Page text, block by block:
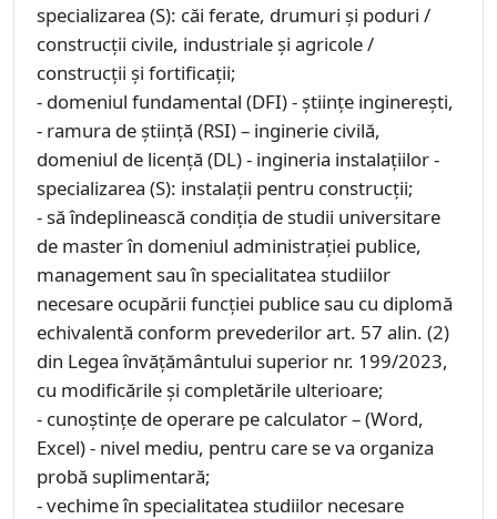
specializarea (S): căi ferate, drumuri și poduri /
construcții civile, industriale și agricole /
construcții și fortificații;
- domeniul fundamental (DFI) - ştiinţe inginereşti,
- ramura de știință (RSI) – inginerie civilă,
domeniul de licenţă (DL) - ingineria instalațiilor -
specializarea (S): instalații pentru construcții;
- să îndeplinească condiţia de studii universitare
de master în domeniul administraţiei publice,
management sau în specialitatea studiilor
necesare ocupării funcţiei publice sau cu diplomă
echivalentă conform prevederilor art. 57 alin. (2)
din Legea învățământului superior nr. 199/2023,
cu modificările şi completările ulterioare;
- cunoștințe de operare pe calculator – (Word,
Excel) - nivel mediu, pentru care se va organiza
probă suplimentară;
- vechime în specialitatea studiilor necesare